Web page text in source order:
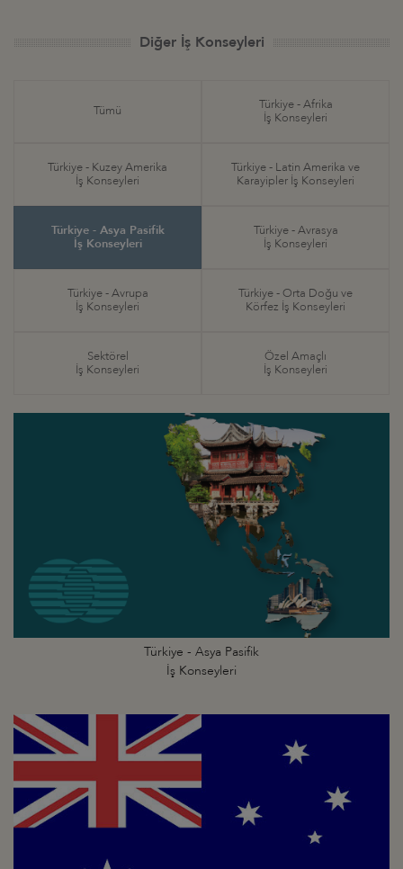
Diğer İş Konseyleri
Tümü
Türkiye - Afrika
İş Konseyleri
Türkiye - Kuzey Amerika
İş Konseyleri
Türkiye - Latin Amerika ve
Karayipler İş Konseyleri
Türkiye - Asya Pasifik
İş Konseyleri
Türkiye - Avrasya
İş Konseyleri
Türkiye - Avrupa
İş Konseyleri
Türkiye - Orta Doğu ve
Körfez İş Konseyleri
Sektörel
İş Konseyleri
Özel Amaçlı
İş Konseyleri
Türkiye - Asya Pasifik
İş Konseyleri